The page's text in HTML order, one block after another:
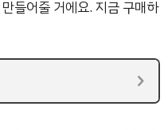
들어줄 거에요. 지금 구매하